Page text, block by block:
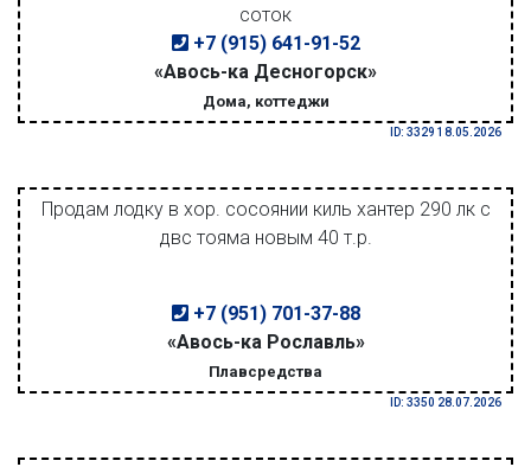
соток
+7 (915) 641-91-52
«Авось-ка Десногорск»
Дома, коттеджи
ID: 3329 18.05.2026
Продам лодку в хор. сосоянии киль хантер 290 лк с
двс тояма новым 40 т.р.
+7 (951) 701-37-88
«Авось-ка Рославль»
Плавсредства
ID: 3350 28.07.2026